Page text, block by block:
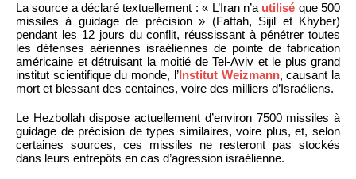
La source a déclaré textuellement : « L’Iran n’a utilisé que 500
missiles à guidage de précision » (Fattah, Sijil et Khyber)
pendant les 12 jours du conflit, réussissant à pénétrer toutes
les défenses aériennes israéliennes de pointe de fabrication
américaine et détruisant la moitié de Tel-Aviv et le plus grand
institut scientifique du monde, l’Institut Weizmann, causant la
mort et blessant des centaines, voire des milliers d’Israéliens.
Le Hezbollah dispose actuellement d’environ 7500 missiles à
guidage de précision de types similaires, voire plus, et, selon
certaines sources, ces missiles ne resteront pas stockés
dans leurs entrepôts en cas d’agression israélienne.